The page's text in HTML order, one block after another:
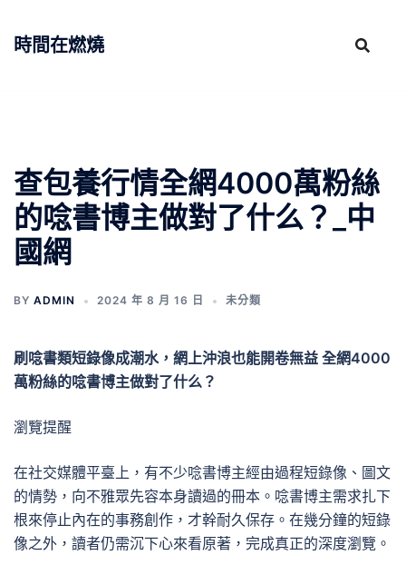
時間在燃燒
查包養行情全網4000萬粉絲
的唸書博主做對了什么？_中
國網
BY ADMIN 2024 年 8 月 16 日 未分類
刷唸書類短錄像成潮水，網上沖浪也能開卷無益 全網4000
萬粉絲的唸書博主做對了什么？
瀏覽提醒
在社交媒體平臺上，有不少唸書博主經由過程短錄像、圖文
的情勢，向不雅眾先容本身讀過的冊本。唸書博主需求扎下
根來停止內在的事務創作，才幹耐久保存。在幾分鐘的短錄
像之外，讀者仍需沉下心來看原著，完成真正的深度瀏覽。